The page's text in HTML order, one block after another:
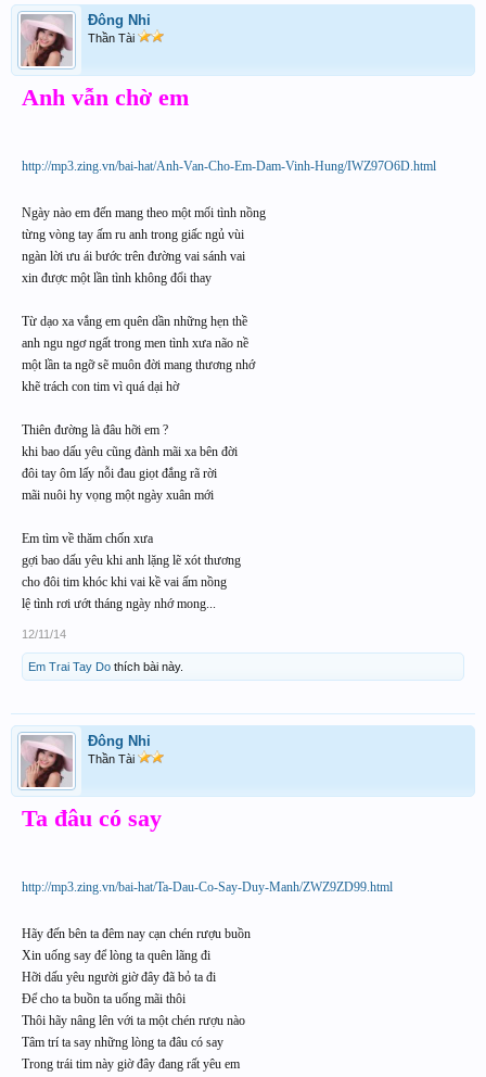
Đông Nhi
Thần Tài
Anh vẫn chờ em
http://mp3.zing.vn/bai-hat/Anh-Van-Cho-Em-Dam-Vinh-Hung/IWZ97O6D.html
Ngày nào em đến mang theo một mối tình nồng
từng vòng tay ấm ru anh trong giấc ngủ vùi
ngàn lời ưu ái bước trên đường vai sánh vai
xin được một lần tình không đổi thay
Từ dạo xa vắng em quên dần những hẹn thề
anh ngu ngơ ngất trong men tình xưa não nề
một lần ta ngỡ sẽ muôn đời mang thương nhớ
khẽ trách con tim vì quá dại hờ
Thiên đường là đâu hỡi em ?
khi bao dấu yêu cũng đành mãi xa bên đời
đôi tay ôm lấy nỗi đau giọt đắng rã rời
mãi nuôi hy vọng một ngày xuân mới
Em tìm về thăm chốn xưa
gợi bao dấu yêu khi anh lặng lẽ xót thương
cho đôi tim khóc khi vai kề vai ấm nồng
lệ tình rơi ướt tháng ngày nhớ mong...
12/11/14
Em Trai Tay Do thích bài này.
Đông Nhi
Thần Tài
Ta đâu có say
http://mp3.zing.vn/bai-hat/Ta-Dau-Co-Say-Duy-Manh/ZWZ9ZD99.html
Hãy đến bên ta đêm nay cạn chén rượu buồn
Xin uống say để lòng ta quên lãng đi
Hỡi dấu yêu người giờ đây đã bỏ ta đi
Để cho ta buồn ta uống mãi thôi
Thôi hãy nâng lên với ta một chén rượu nào
Tâm trí ta say những lòng ta đâu có say
Trong trái tim này giờ đây đang rất yêu em